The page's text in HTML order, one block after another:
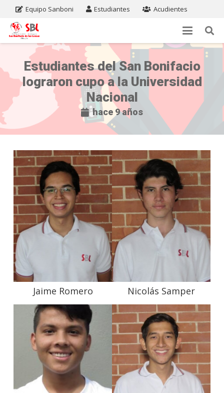
Equipo Sanboni Estudiantes Acudientes
Estudiantes del San Bonifacio
lograron cupo a la Universidad
Nacional
hace 9 años
Jaime Romero Nicolás Samper